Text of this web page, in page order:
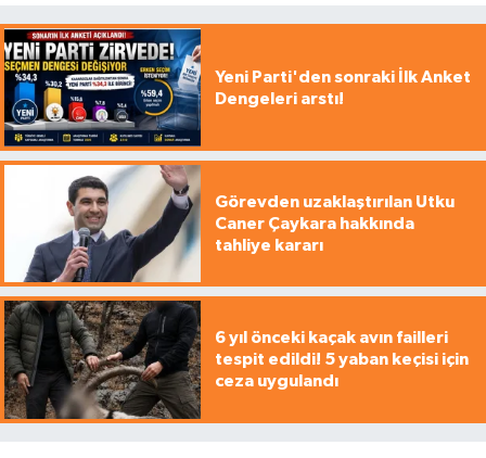
Yeni Parti'den sonraki İlk Anket
Dengeleri arstı!
Görevden uzaklaştırılan Utku
Caner Çaykara hakkında
tahliye kararı
6 yıl önceki kaçak avın failleri
tespit edildi! 5 yaban keçisi için
ceza uygulandı